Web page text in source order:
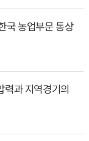
국 농업부문 통상
과 지역경기의